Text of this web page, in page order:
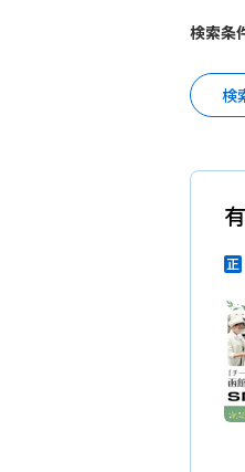
検索条
検